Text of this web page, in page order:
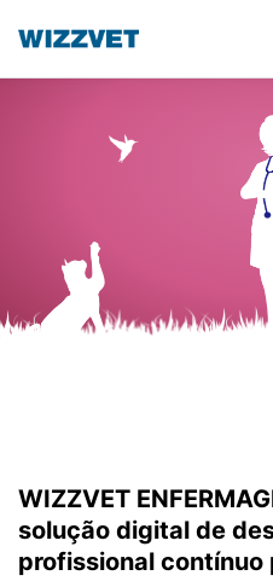
WIZZVET
solução digital de
profissional contínuo